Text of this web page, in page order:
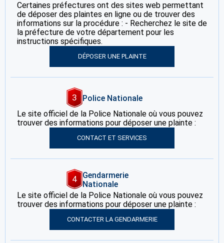
Certaines préfectures ont des sites web permettant
de déposer des plaintes en ligne ou de trouver des
informations sur la procédure : - Recherchez le site de
la préfecture de votre département pour les
instructions spécifiques.
DÉPOSER UNE PLAINTE
3
Police Nationale
Le site officiel de la Police Nationale où vous pouvez
trouver des informations pour déposer une plainte :
CONTACT ET SERVICES
4
Gendarmerie
Nationale
Le site officiel de la Police Nationale où vous pouvez
trouver des informations pour déposer une plainte :
CONTACTER LA GENDARMERIE